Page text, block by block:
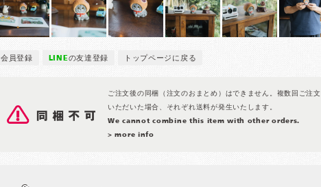
会員登録 LINEの友達登録 トップページに戻る
ご注文後の同梱（注文のおまとめ）はできません。複数回ご注文
いただいた場合、それぞれ送料が発生いたします。
We cannot combine this item with other orders.
> more info